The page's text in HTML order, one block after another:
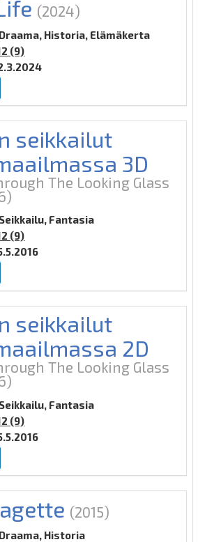
(2024)
Draama, Historia, Elämäkerta
(9)
seikkailut
3D
The Looking Glass
Seikkailu, Fantasia
(9)
seikkailut
2D
The Looking Glass
Seikkailu, Fantasia
(9)
(2015)
Draama, Historia